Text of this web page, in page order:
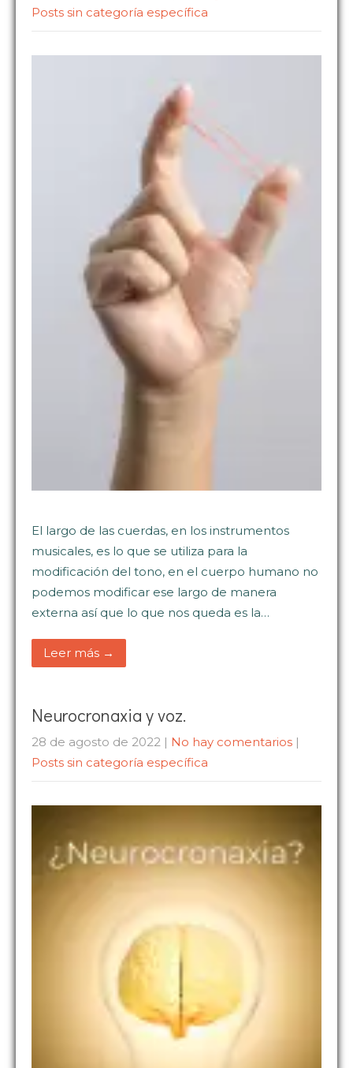
Posts sin categoría específica
El largo de las cuerdas, en los instrumentos
musicales, es lo que se utiliza para la
modificación del tono, en el cuerpo humano no
podemos modificar ese largo de manera
externa así que lo que nos queda es la…
Leer más →
Neurocronaxia y voz.
28 de agosto de 2022 | No hay comentarios |
Posts sin categoría específica